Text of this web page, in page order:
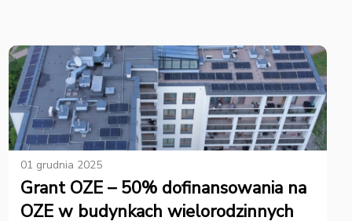
01 grudnia 2025
Grant OZE – 50% dofinansowania na
OZE w budynkach wielorodzinnych